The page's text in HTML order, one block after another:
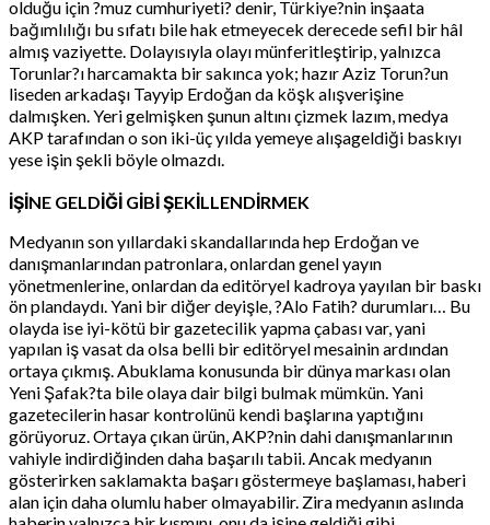
olduğu için ?muz cumhuriyeti? denir, Türkiye?nin inşaata
bağımlılığı bu sıfatı bile hak etmeyecek derecede sefil bir hâl
almış vaziyette. Dolayısıyla olayı münferitleştirip, yalnızca
Torunlar?ı harcamakta bir sakınca yok; hazır Aziz Torun?un
liseden arkadaşı Tayyip Erdoğan da köşk alışverişine
dalmışken. Yeri gelmişken şunun altını çizmek lazım, medya
AKP tarafından o son iki-üç yılda yemeye alışageldiği baskıyı
yese işin şekli böyle olmazdı.
İŞİNE GELDİĞİ GİBİ ŞEKİLLENDİRMEK
Medyanın son yıllardaki skandallarında hep Erdoğan ve
danışmanlarından patronlara, onlardan genel yayın
yönetmenlerine, onlardan da editöryel kadroya yayılan bir baskı
ön plandaydı. Yani bir diğer deyişle, ?Alo Fatih? durumları… Bu
olayda ise iyi-kötü bir gazetecilik yapma çabası var, yani
yapılan iş vasat da olsa belli bir editöryel mesainin ardından
ortaya çıkmış. Abuklama konusunda bir dünya markası olan
Yeni Şafak?ta bile olaya dair bilgi bulmak mümkün. Yani
gazetecilerin hasar kontrolünü kendi başlarına yaptığını
görüyoruz. Ortaya çıkan ürün, AKP?nin dahi danışmanlarının
vahiyle indirdiğinden daha başarılı tabii. Ancak medyanın
gösterirken saklamakta başarı göstermeye başlaması, haberi
alan için daha olumlu haber olmayabilir. Zira medyanın aslında